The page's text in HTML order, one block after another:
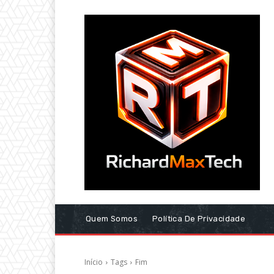
Quem Somos Política De Privacidade
Início Tags Fim